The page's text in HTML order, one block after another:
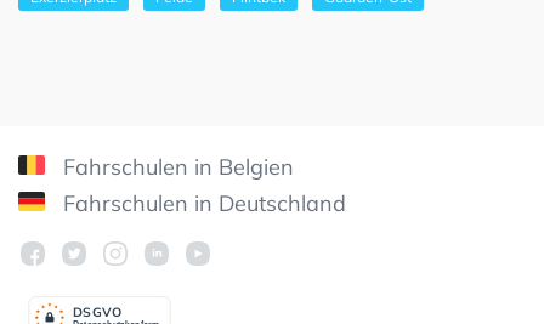
Fahrschulen in Belgien
Fahrschulen in Deutschland
DSGVO